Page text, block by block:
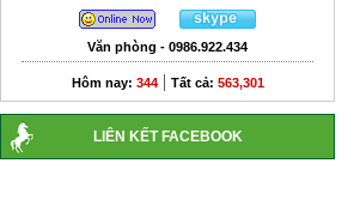
Văn phòng - 0986.922.434
Hôm nay: 344| Tất cả: 563,301
LIÊN KẾT FACEBOOK